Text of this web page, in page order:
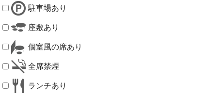
駐車場あり
座敷あり
個室風の席あり
全席禁煙
ランチあり